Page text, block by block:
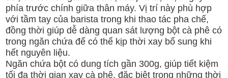
phía trước chính giữa thân máy. Vị trí này phù hợp
với tầm tay của barista trong khi thao tác pha chế,
đồng thời giúp dễ dàng quan sát lượng bột cà phê có
trong ngăn chứa để có thể kịp thời xay bổ sung khi
hết nguyên liệu.
Ngăn chứa bột có dung tích gần 300g, giúp tiết kiệm
tối đa thời gian xay cà phê, đặc biệt trong những thời